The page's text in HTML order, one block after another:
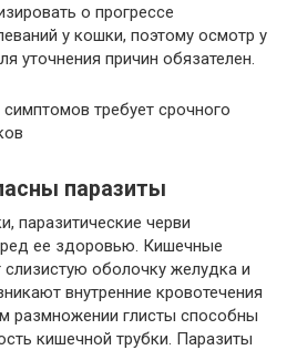
о прогрессе
у кошки, поэтому осмотр у
уточнения причин обязателен.
паразиты
паразитические черви
ее здоровью. Кишечные
оболочку желудка и
внутренние кровотечения
размножении глисты способны
кишечной трубки. Паразиты